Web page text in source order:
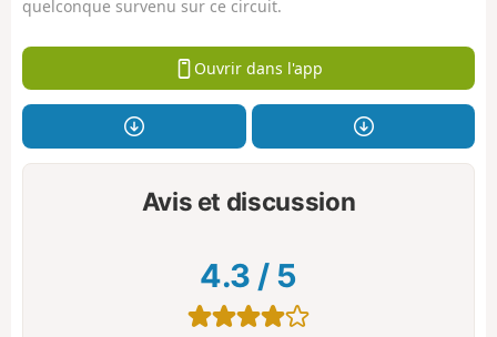
quelconque survenu sur ce circuit.
Ouvrir dans l'app
Avis et discussion
4.3 / 5